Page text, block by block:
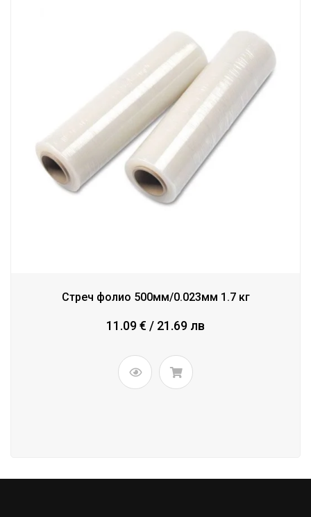
Стреч фолио 500мм/0.023мм 1.7 кг
11.09 € / 21.69 лв